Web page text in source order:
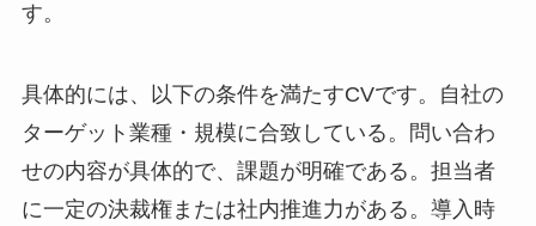
す。
具体的には、以下の条件を満たすCVです。自社の
ターゲット業種・規模に合致している。問い合わ
せの内容が具体的で、課題が明確である。担当者
に一定の決裁権または社内推進力がある。導入時